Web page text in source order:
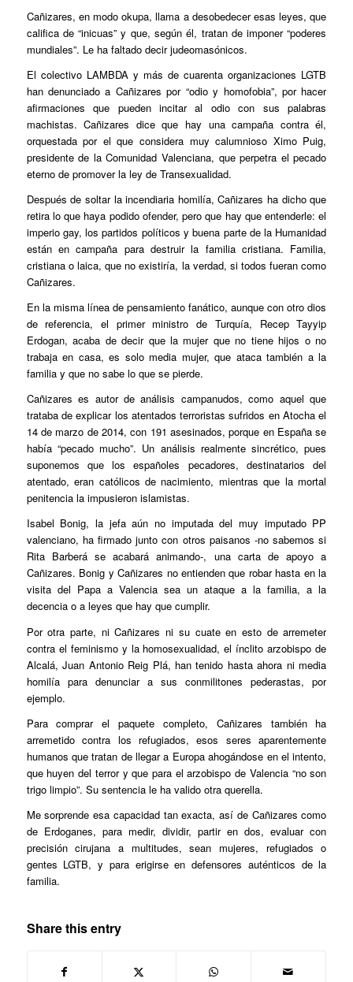
Cañizares, en modo okupa, llama a desobedecer esas leyes, que
califica de “inicuas” y que, según él, tratan de imponer “poderes
mundiales”. Le ha faltado decir judeomasónicos.
El colectivo LAMBDA y más de cuarenta organizaciones LGTB
han denunciado a Cañizares por “odio y homofobia”, por hacer
afirmaciones que pueden incitar al odio con sus palabras
machistas. Cañizares dice que hay una campaña contra él,
orquestada por el que considera muy calumnioso Ximo Puig,
presidente de la Comunidad Valenciana, que perpetra el pecado
eterno de promover la ley de Transexualidad.
Después de soltar la incendiaria homilía, Cañizares ha dicho que
retira lo que haya podido ofender, pero que hay que entenderle: el
imperio gay, los partidos políticos y buena parte de la Humanidad
están en campaña para destruir la familia cristiana. Familia,
cristiana o laica, que no existiría, la verdad, si todos fueran como
Cañizares.
En la misma línea de pensamiento fanático, aunque con otro dios
de referencia, el primer ministro de Turquía, Recep Tayyip
Erdogan, acaba de decir que la mujer que no tiene hijos o no
trabaja en casa, es solo media mujer, que ataca también a la
familia y que no sabe lo que se pierde.
Cañizares es autor de análisis campanudos, como aquel que
trataba de explicar los atentados terroristas sufridos en Atocha el
14 de marzo de 2014, con 191 asesinados, porque en España se
había “pecado mucho”. Un análisis realmente sincrético, pues
suponemos que los españoles pecadores, destinatarios del
atentado, eran católicos de nacimiento, mientras que la mortal
penitencia la impusieron islamistas.
Isabel Bonig, la jefa aún no imputada del muy imputado PP
valenciano, ha firmado junto con otros paisanos -no sabemos si
Rita Barberá se acabará animando-, una carta de apoyo a
Cañizares. Bonig y Cañizares no entienden que robar hasta en la
visita del Papa a Valencia sea un ataque a la familia, a la
decencia o a leyes que hay que cumplir.
Por otra parte, ni Cañizares ni su cuate en esto de arremeter
contra el feminismo y la homosexualidad, el ínclito arzobispo de
Alcalá, Juan Antonio Reig Plá, han tenido hasta ahora ni media
homilía para denunciar a sus conmilitones pederastas, por
ejemplo.
Para comprar el paquete completo, Cañizares también ha
arremetido contra los refugiados, esos seres aparentemente
humanos que tratan de llegar a Europa ahogándose en el intento,
que huyen del terror y que para el arzobispo de Valencia “no son
trigo limpio”. Su sentencia le ha valido otra querella.
Me sorprende esa capacidad tan exacta, así de Cañizares como
de Erdoganes, para medir, dividir, partir en dos, evaluar con
precisión cirujana a multitudes, sean mujeres, refugiados o
gentes LGTB, y para erigirse en defensores auténticos de la
familia.
Share this entry